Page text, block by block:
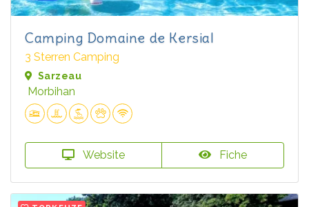
Camping Domaine de Kersial
3 Sterren Camping
Sarzeau
Morbihan
Website Fiche